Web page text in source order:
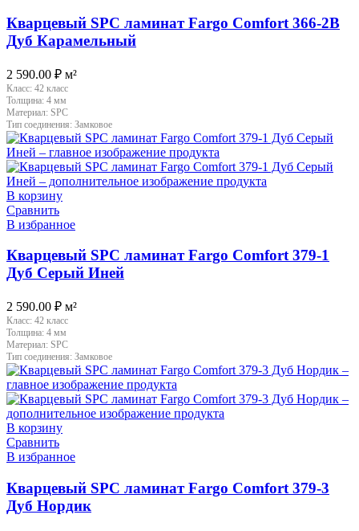
Кварцевый SPC ламинат Fargo Comfort 366-2B
Дуб Карамельный
2 590.00 ₽ м²
Класс: 42 класс
Толщина: 4 мм
Материал: SPC
Тип соединения: Замковое
В корзину
Сравнить
В избранное
Кварцевый SPC ламинат Fargo Comfort 379-1
Дуб Серый Иней
2 590.00 ₽ м²
Класс: 42 класс
Толщина: 4 мм
Материал: SPC
Тип соединения: Замковое
В корзину
Сравнить
В избранное
Кварцевый SPC ламинат Fargo Comfort 379-3
Дуб Нордик